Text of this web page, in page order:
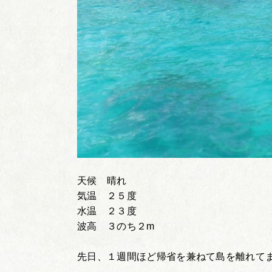
天候 晴れ
気温 ２５度
水温 ２３度
波高 ３のち２m
先日、１週間ほど帰省を兼ねて島を離れて